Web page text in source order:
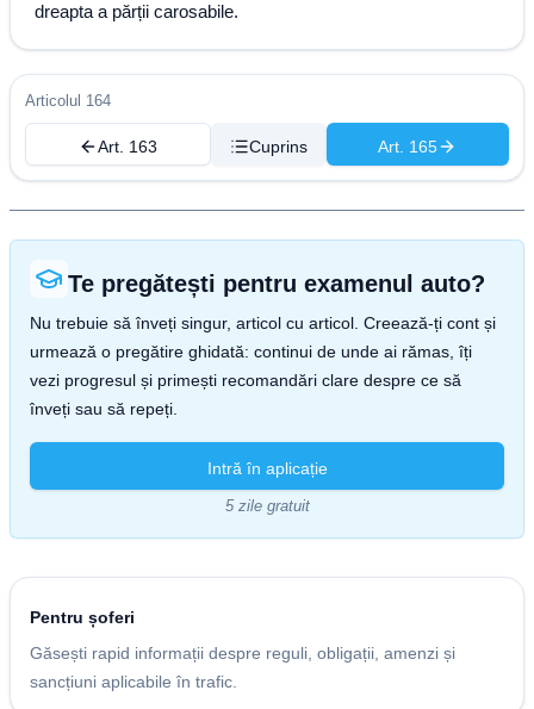
dreapta a părții carosabile.
Articolul 164
Art. 163 Cuprins Art. 165
Te pregătești pentru examenul auto?
Nu trebuie să înveți singur, articol cu articol. Creează-ți cont și
urmează o pregătire ghidată: continui de unde ai rămas, îți
vezi progresul și primești recomandări clare despre ce să
înveți sau să repeți.
Intră în aplicație
5 zile gratuit
Pentru șoferi
Găsești rapid informații despre reguli, obligații, amenzi și
sancțiuni aplicabile în trafic.